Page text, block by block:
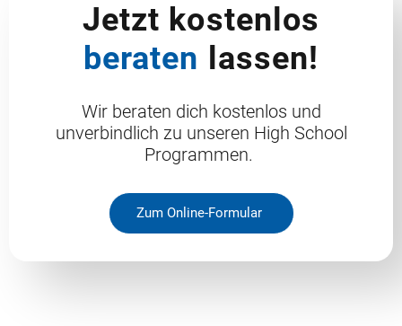
Jetzt kostenlos
beraten lassen!
Wir beraten dich kostenlos und
unverbindlich zu unseren High School
Programmen.
Zum Online-Formular